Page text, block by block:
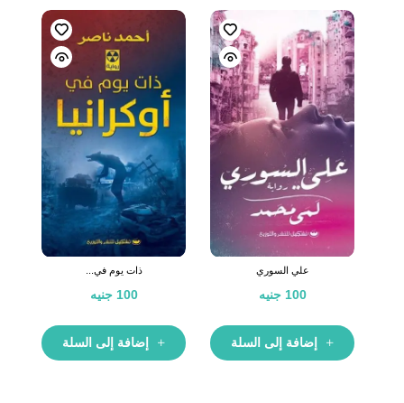
علي السوري
100 جنيه
إضافة إلى السلة
ذات يوم في...
100 جنيه
إضافة إلى السلة